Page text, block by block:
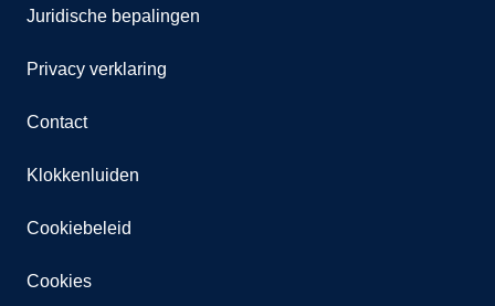
Juridische bepalingen
Privacy verklaring
Contact
Klokkenluiden
Cookiebeleid
Cookies